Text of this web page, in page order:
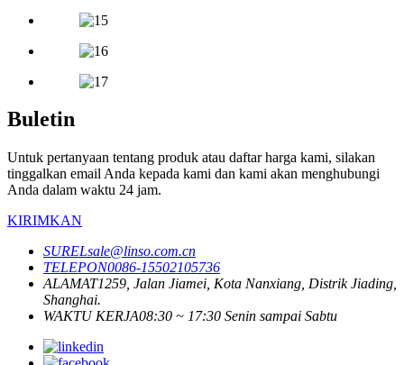
Buletin
Untuk pertanyaan tentang produk atau daftar harga kami, silakan
tinggalkan email Anda kepada kami dan kami akan menghubungi
Anda dalam waktu 24 jam.
KIRIMKAN
SURELsale@linso.com.cn
TELEPON0086-15502105736
ALAMAT1259, Jalan Jiamei, Kota Nanxiang, Distrik Jiading,
Shanghai.
WAKTU KERJA08:30 ~ 17:30 Senin sampai Sabtu